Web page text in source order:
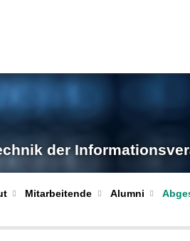
der
Mitarbeitende Alumni